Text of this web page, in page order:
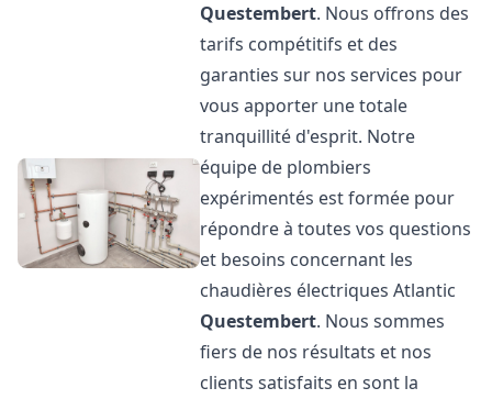
Questembert. Nous offrons des
tarifs compétitifs et des
garanties sur nos services pour
vous apporter une totale
tranquillité d'esprit. Notre
équipe de plombiers
expérimentés est formée pour
répondre à toutes vos questions
et besoins concernant les
chaudières électriques Atlantic
Questembert. Nous sommes
fiers de nos résultats et nos
clients satisfaits en sont la